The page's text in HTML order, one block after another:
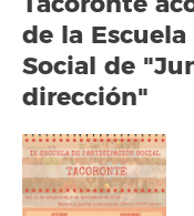
de la
Social de
dirección"